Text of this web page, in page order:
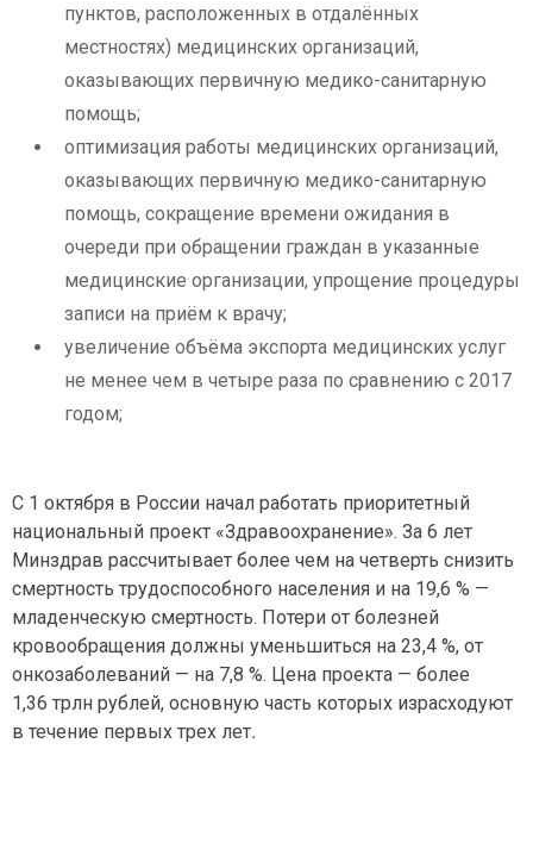
пунктов, расположенных в отдалённых
местностях) медицинских организаций,
оказывающих первичную медико-санитарную
помощь;
оптимизация работы медицинских организаций,
оказывающих первичную медико-санитарную
помощь, сокращение времени ожидания в
очереди при обращении граждан в указанные
медицинские организации, упрощение процедуры
записи на приём к врачу;
увеличение объёма экспорта медицинских услуг
не менее чем в четыре раза по сравнению с 2017
годом;
С 1 октября в России начал работать приоритетный
национальный проект «Здравоохранение». За 6 лет
Минздрав рассчитывает более чем на четверть снизить
смертность трудоспособного населения и на 19,6 % —
младенческую смертность. Потери от болезней
кровообращения должны уменьшиться на 23,4 %, от
онкозаболеваний — на 7,8 %. Цена проекта — более
1,36 трлн рублей, основную часть которых израсходуют
в течение первых трех лет.